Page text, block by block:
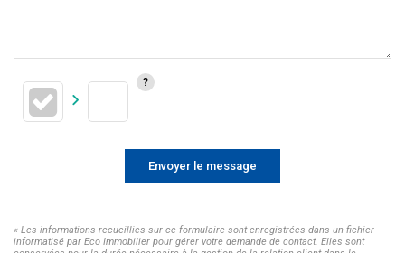
Envoyer le message
« Les informations recueillies sur ce formulaire sont enregistrées dans un fichier
informatisé par Eco Immobilier pour gérer votre demande de contact. Elles sont